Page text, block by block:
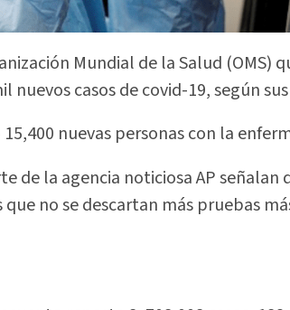
Mundial de la Salud (OMS)
nuevos casos de covid-19, según
nuevas personas con la
de la agencia noticiosa AP señalan
no se descartan más pruebas